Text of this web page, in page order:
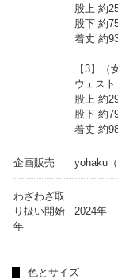
股上 約
股下 約
着丈 約
【3】（
ウェス
股上 約
股下 約
着丈 約
企画販売 yohaku
わざわざ取
り扱い開始
年
2024年
色とサイズ